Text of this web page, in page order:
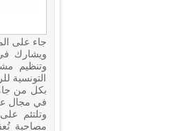
جاء على
ويشارك في
وتنظيم
التونسية
بكل من
في مجال
وتلتئم